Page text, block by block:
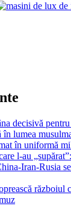
decisivă
lumea
în uniformă
l-au
Iran-Rusia
războiul